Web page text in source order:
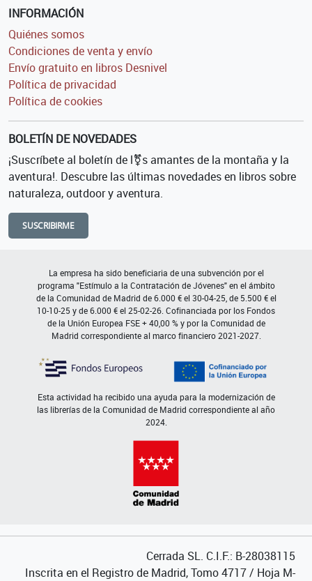
INFORMACIÓN
Quiénes somos
Condiciones de venta y envío
Envío gratuito en libros Desnivel
Política de privacidad
Política de cookies
BOLETÍN DE NOVEDADES
¡Suscríbete al boletín de l⚧s amantes de la montaña y la
aventura!. Descubre las últimas novedades en libros sobre
naturaleza, outdoor y aventura.
SUSCRIBIRME
La empresa ha sido beneficiaria de una subvención por el
programa "Estímulo a la Contratación de Jóvenes" en el ámbito
de la Comunidad de Madrid de 6.000 € el 30-04-25, de 5.500 € el
10-10-25 y de 6.000 € el 25-02-26. Cofinanciada por los Fondos
de la Unión Europea FSE + 40,00 % y por la Comunidad de
Madrid correspondiente al marco financiero 2021-2027.
Esta actividad ha recibido una ayuda para la modernización de
las librerías de la Comunidad de Madrid correspondiente al año
2024.
Cerrada SL. C.I.F.: B-28038115
Inscrita en el Registro de Madrid, Tomo 4717 / Hoja M-